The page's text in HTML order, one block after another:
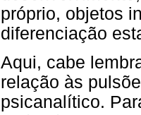
próprio, objetos
diferenciação
Aqui, cabe
relação às
psicanalítico.